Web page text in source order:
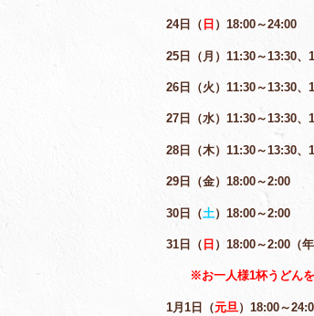
24日（ 日 ）18:00～24:00
25日（月）11:30～13:30、
26日（火）11:30～13:30、
27日（水）11:30～13:30、
28日（木）11:30～13:30、
29日（金）18:00～2:00
30日（土 ）18:00～2:00
31日（ 日 ）18:00～2:00（
※お一人様1杯うどん
1月1日（元旦 ）18:00～